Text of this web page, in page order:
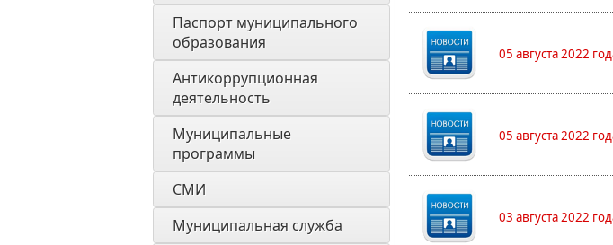
Паспорт муниципального
образования
Антикоррупционная
деятельность
Муниципальные
программы
СМИ
Муниципальная служба
05 августа 2022
05 августа 2022
03 августа 2022